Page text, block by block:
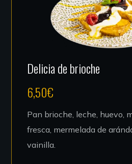
Delicia de brioche
6,50€
Pan brioche, leche, huevo,
fresca, mermelada de
vainilla.